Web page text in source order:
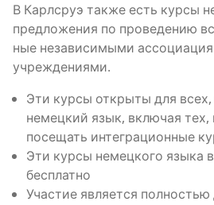
В Карлсруэ так­же есть кур­сы
пред­ло­же­ния по про­ве­де­нию
ные неза­ви­си­мы­ми
учреждениями.
Эти кур­сы откры­ты для всех,
немец­кий язык, вклю­чая
посе­щать инте­гра­ци­он­ные
Эти кур­сы немец­ко­го язы­ка
бесплатно
Уча­стие явля­ет­ся